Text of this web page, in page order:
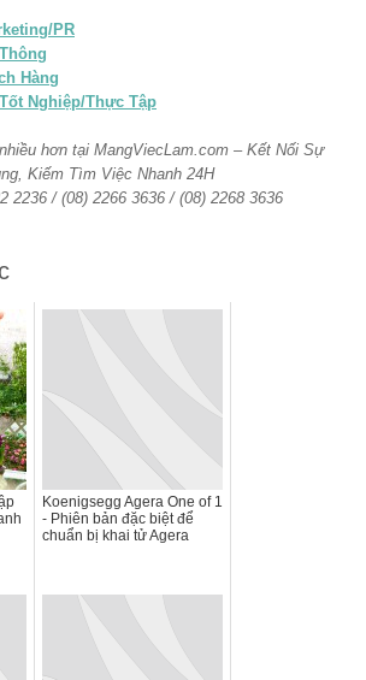
PR
Hàng
Nghiệp/Thực Tập
hơn tại MangViecLam.com – Kết Nối Sự
Kiếm Tìm Việc Nhanh 24H
2236 / (08) 2266 3636 / (08) 2268 3636
Koenigsegg Agera One of 1
- Phiên bản đặc biệt để
chuẩn bị khai tử Agera